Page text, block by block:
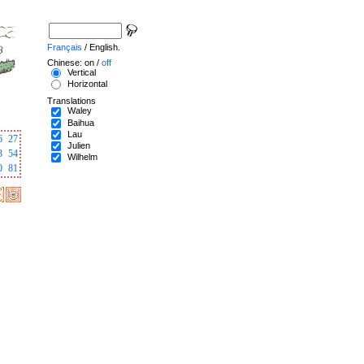
27
54
81
Français / English.
Chinese: on / off
Vertical
Horizontal
Translations
Waley
Baihua
Lau
Julien
Wilhelm